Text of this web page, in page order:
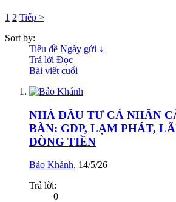
1 2 Tiếp >
Sort by:
Tiêu đề Ngày gửi ↓
Trả lời Đọc
Bài viết cuối
NHÀ ĐẦU TƯ CÁ NHÂN
BÀN: GDP, LẠM PHÁT,
DÒNG TIỀN
Bảo Khánh, 14/5/26
Trả lời:
0